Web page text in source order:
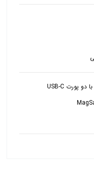
آداپتور برق 35 واتی با دو پورت USB-C
کابل USB‑C به MagSafe 3